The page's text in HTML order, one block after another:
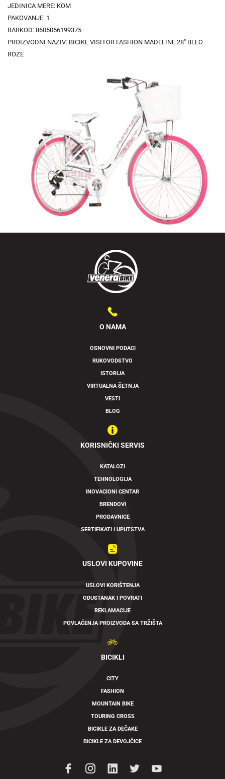
JEDINICA MERE: KOM
PAKOVANJE: 1
BARKOD: 8605056199375
PROIZVODNI NAZIV: BICIKL VISITOR FASHION MADELINE 28" BELO
ROZE
Swipe to spin
O NAMA
OSNOVNI PODACI
RUKOVODSTVO
ISTORIJA
VIRTUALNA ŠETNJA
VESTI
BLOG
KORISNIČKI SERVIS
KATALOZI
TEHNOLOGIJA
INOVACIONI CENTAR
BRENDOVI
PRODAVNICE
SERTIFIKATI I UPUTSTVA
USLOVI KUPOVINE
USLOVI KORIŠTENJA
ODUSTANAK I POVRATI
REKLAMACIJE
POVLAČENJA PROIZVODA SA TRŽIŠTA
BICIKLI
CITY
FASHION
MOUNTAIN BIKE
TOURING CROSS
BICIKLE ZA DEČAKE
BICIKLE ZA DEVOJČICE